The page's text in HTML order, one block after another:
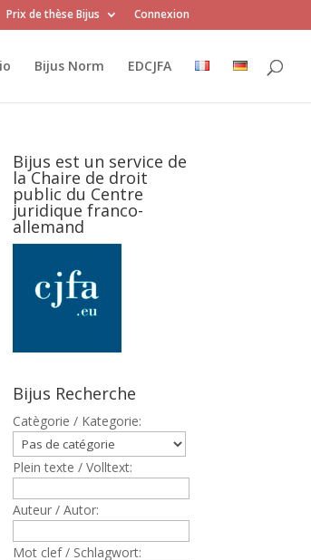
Prix de thèse Bijus Connexion
Bijus Norm EDCJFA
Bijus est un service de
la Chaire de droit
public du Centre
juridique franco-
allemand
Bijus Recherche
Catègorie / Kategorie:
Plein texte / Volltext:
Auteur / Autor:
Mot clef / Schlagwort: